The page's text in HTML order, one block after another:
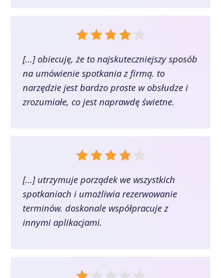
[...] obiecuję, że to najskuteczniejszy sposób
na umówienie spotkania z firmą. to
narzędzie jest bardzo proste w obsłudze i
zrozumiałe, co jest naprawdę świetne.
[...] utrzymuje porządek we wszystkich
spotkaniach i umożliwia rezerwowanie
terminów. doskonale współpracuje z
innymi aplikacjami.